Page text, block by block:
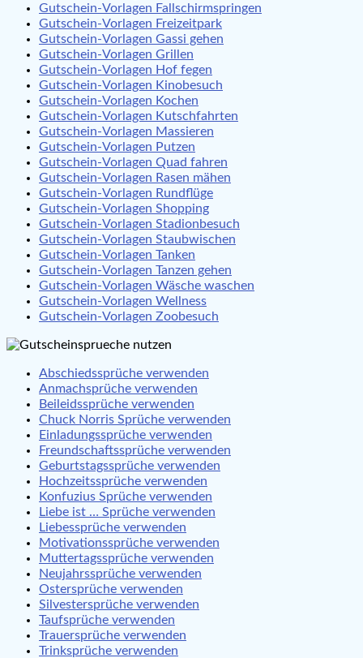
Gutschein-Vorlagen Fallschirmspringen
Gutschein-Vorlagen Freizeitpark
Gutschein-Vorlagen Gassi gehen
Gutschein-Vorlagen Grillen
Gutschein-Vorlagen Hof fegen
Gutschein-Vorlagen Kinobesuch
Gutschein-Vorlagen Kochen
Gutschein-Vorlagen Kutschfahrten
Gutschein-Vorlagen Massieren
Gutschein-Vorlagen Putzen
Gutschein-Vorlagen Quad fahren
Gutschein-Vorlagen Rasen mähen
Gutschein-Vorlagen Rundflüge
Gutschein-Vorlagen Shopping
Gutschein-Vorlagen Stadionbesuch
Gutschein-Vorlagen Staubwischen
Gutschein-Vorlagen Tanken
Gutschein-Vorlagen Tanzen gehen
Gutschein-Vorlagen Wäsche waschen
Gutschein-Vorlagen Wellness
Gutschein-Vorlagen Zoobesuch
Abschiedssprüche verwenden
Anmachsprüche verwenden
Beileidssprüche verwenden
Chuck Norris Sprüche verwenden
Einladungssprüche verwenden
Freundschaftssprüche verwenden
Geburtstagssprüche verwenden
Hochzeitssprüche verwenden
Konfuzius Sprüche verwenden
Liebe ist … Sprüche verwenden
Liebessprüche verwenden
Motivationssprüche verwenden
Muttertagssprüche verwenden
Neujahrssprüche verwenden
Ostersprüche verwenden
Silvestersprüche verwenden
Taufsprüche verwenden
Trauersprüche verwenden
Trinksprüche verwenden